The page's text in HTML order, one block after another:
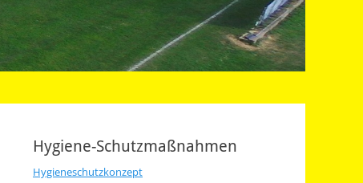
Hygiene-Schutzmaßnahmen
Hygieneschutzkonzept